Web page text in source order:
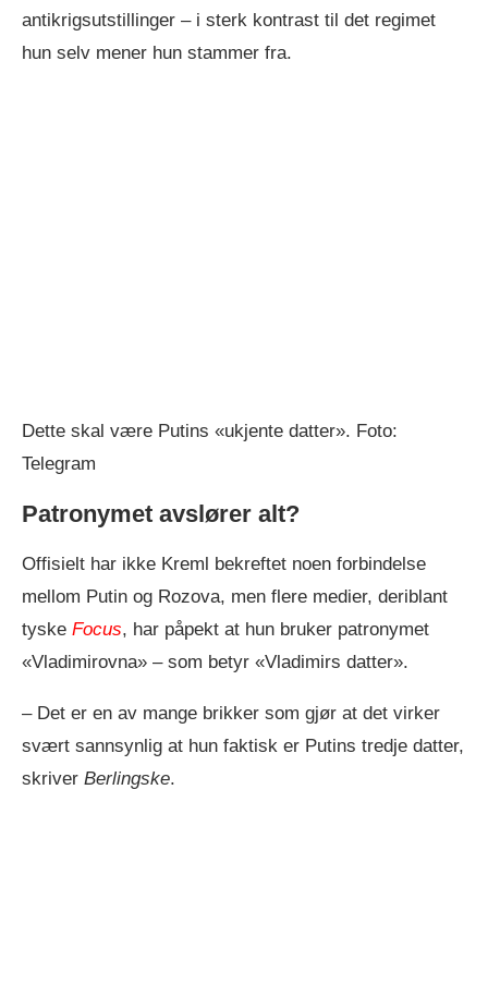
antikrigsutstillinger – i sterk kontrast til det regimet
hun selv mener hun stammer fra.
Dette skal være Putins «ukjente datter». Foto:
Telegram
Patronymet avslører alt?
Offisielt har ikke Kreml bekreftet noen forbindelse
mellom Putin og Rozova, men flere medier, deriblant
tyske Focus, har påpekt at hun bruker patronymet
«Vladimirovna» – som betyr «Vladimirs datter».
– Det er en av mange brikker som gjør at det virker
svært sannsynlig at hun faktisk er Putins tredje datter,
skriver Berlingske.